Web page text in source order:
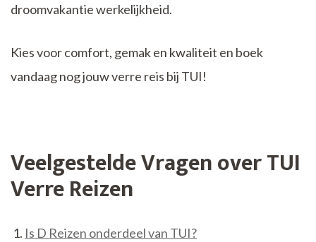
droomvakantie werkelijkheid.
Kies voor comfort, gemak en kwaliteit en boek
vandaag nog jouw verre reis bij TUI!
Veelgestelde Vragen over TUI
Verre Reizen
Is D Reizen onderdeel van TUI?